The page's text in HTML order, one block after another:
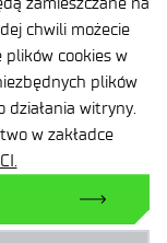
chwili możecie
cookies w
plików
działania witryny.
w zakładce